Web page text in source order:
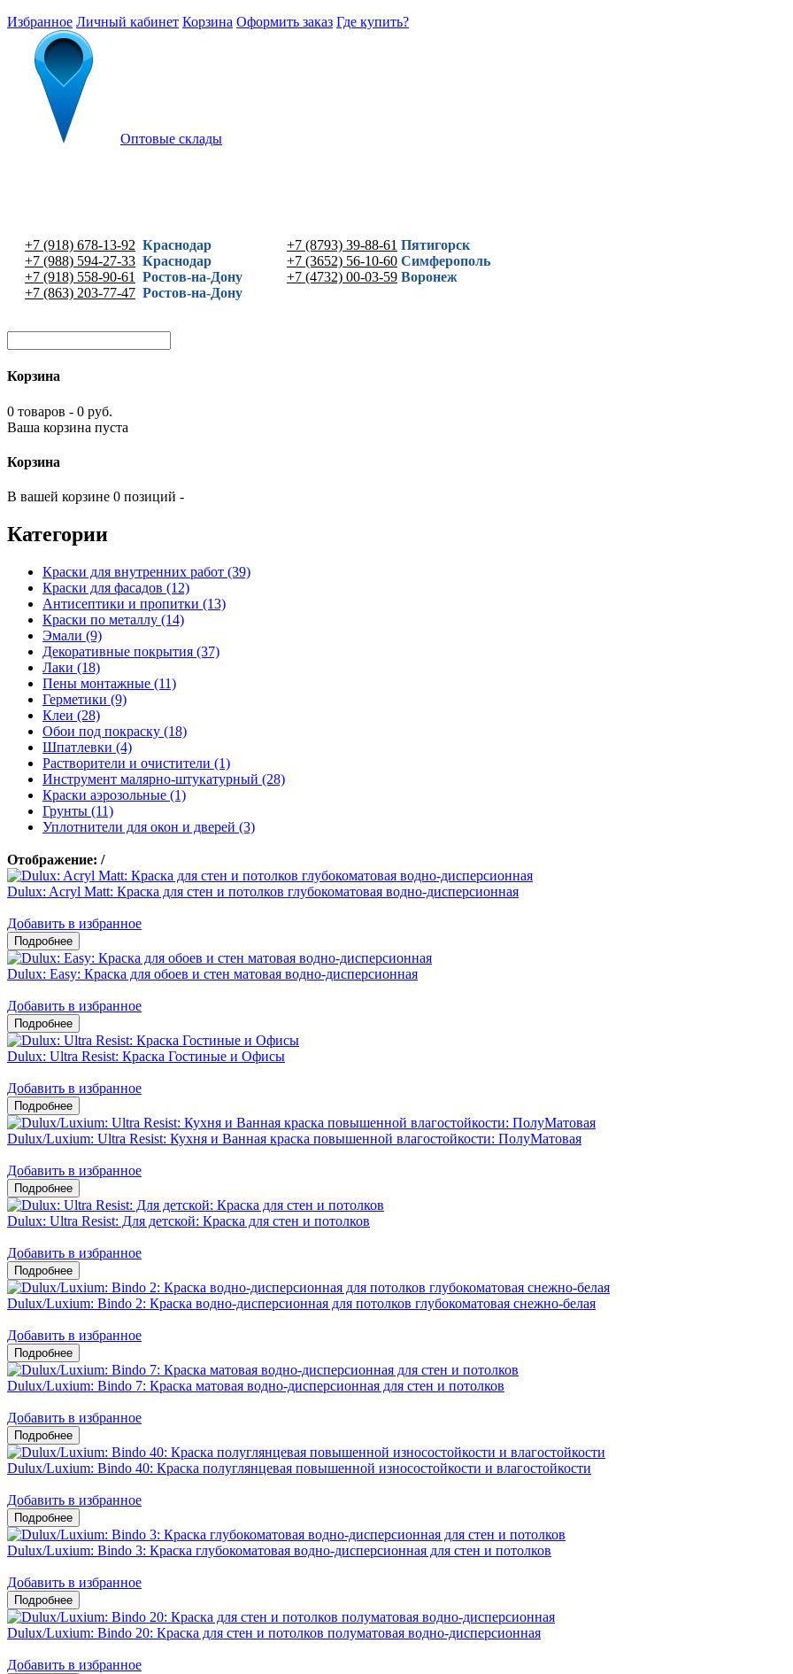
Избранное Личный кабинет Корзина Оформить заказ Где купить?
Оптовые склады
+7 (918) 678-13-92 Краснодар
+7 (988) 594-27-33 Краснодар
+7 (918) 558-90-61
Ростов-на-Дону
+7 (863) 203-77-47 Ростов-на-Дону
+7 (8793) 39-88-61 Пятигорск
+7 (3652) 56-10-60 Симферополь
+7 (4732) 00-03-59 Воронеж
Корзина
0 товаров - 0 руб.
Ваша корзина пуста
Корзина
В вашей корзине 0 позиций -
Категории
Краски для внутренних работ (39)
Краски для фасадов (12)
Антисептики и пропитки (13)
Краски по металлу (14)
Эмали (9)
Декоративные покрытия (37)
Лаки (18)
Пены монтажные (11)
Герметики (9)
Клеи (28)
Обои под покраску (18)
Шпатлевки (4)
Растворители и очистители (1)
Инструмент малярно-штукатурный (28)
Краски аэрозольные (1)
Грунты (11)
Уплотнители для окон и дверей (3)
Отображение: /
Dulux: Acryl Matt: Краска для стен и потолков глубокоматовая водно-дисперсионная
Добавить в избранное
Dulux: Easy: Краска для обоев и стен матовая водно-дисперсионная
Добавить в избранное
Dulux: Ultra Resist: Краска Гостиные и Офисы
Добавить в избранное
Dulux/Luxium: Ultra Resist: Кухня и Ванная краска повышенной влагостойкости: ПолуМатовая
Добавить в избранное
Dulux: Ultra Resist: Для детской: Краска для стен и потолков
Добавить в избранное
Dulux/Luxium: Bindo 2: Краска водно-дисперсионная для потолков глубокоматовая снежно-белая
Добавить в избранное
Dulux/Luxium: Bindo 7: Краска матовая водно-дисперсионная для стен и потолков
Добавить в избранное
Dulux/Luxium: Bindo 40: Краска полуглянцевая повышенной износостойкости и влагостойкости
Добавить в избранное
Dulux/Luxium: Bindo 3: Краска глубокоматовая водно-дисперсионная для стен и потолков
Добавить в избранное
Dulux/Luxium: Bindo 20: Краска для стен и потолков полуматовая водно-дисперсионная
Добавить в избранное